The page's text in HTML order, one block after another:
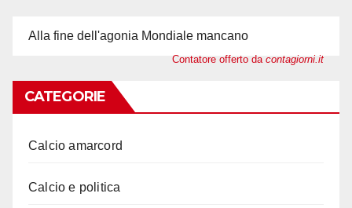
Alla fine dell'agonia Mondiale mancano
Contatore offerto da contagiorni.it
CATEGORIE
Calcio amarcord
Calcio e politica